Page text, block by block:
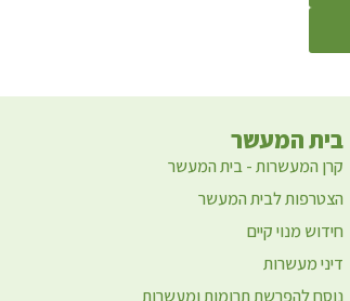
בית המעשר
קרן המעשרות - בית המעשר
הצטרפות לבית המעשר
חידוש מנוי קיים
דיני מעשרות
נוסח להפרשת תרומות ומעשרות